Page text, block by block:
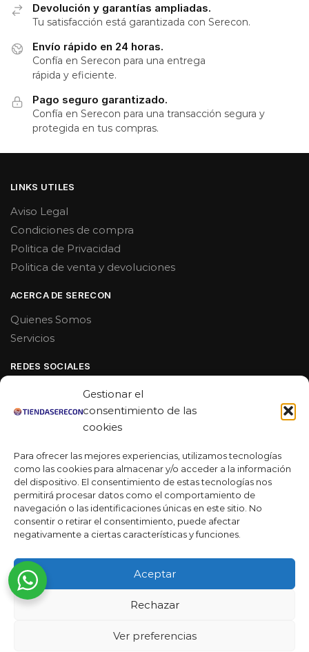
Gestionar el
consentimiento de las
cookies
Para ofrecer las mejores experiencias, utilizamos tecnologías
como las cookies para almacenar y/o acceder a la información
del dispositivo. El consentimiento de estas tecnologías nos
permitirá procesar datos como el comportamiento de
navegación o las identificaciones únicas en este sitio. No
consentir o retirar el consentimiento, puede afectar
negativamente a ciertas características y funciones.
Aceptar
Rechazar
Ver preferencias
Devolución y garantías ampliadas.
Tu satisfacción está garantizada con Serecon.
Envío rápido en 24 horas.
Confía en Serecon para una entrega
rápida y eficiente.
Pago seguro garantizado.
Confía en Serecon para una transacción segura y
protegida en tus compras.
LINKS UTILES
Aviso Legal
Condiciones de compra
Politica de Privacidad
Politica de venta y devoluciones
ACERCA DE SERECON
Quienes Somos
Servicios
REDES SOCIALES
Linkedin
MAS DE 50 RESEÑAS
★★★★★
La verdad es que fue una compra muy económica, la
día. ¡Estoy muy satisfecha con la atención al cliente y el
servicio!
Desarrollado por